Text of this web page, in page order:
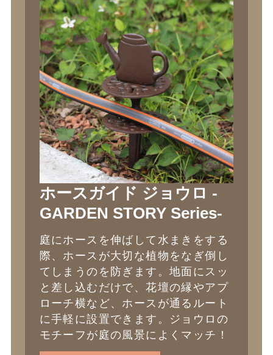
ホースガイド ジョウロ -
GARDEN STORY Series-
庭にホースを伸ばして水まきをする
際、ホースが大切な植物をなぎ倒し
てしまうのを防ぎます。地面にスッ
と差し込むだけで、花壇の縁やアプ
ローチ横など、ホースが通るルート
に手軽に設置できます。ジョウロの
モチーフが庭の風景によくマッチ！